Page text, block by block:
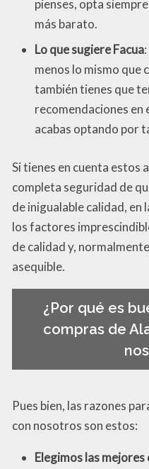
pienses, opta
más barato.
Lo que sugiere Facua
menos lo mismo que
también tienes que
recomendaciones en
acabas optando por
Si tienes en cuenta estos
completa seguridad de
de inigualable calidad, en
los factores
de calidad y,
asequible.
¿Por qué es
compras de
Pues bien, las razones
con nosotros son estos:
Elegimos las mejores